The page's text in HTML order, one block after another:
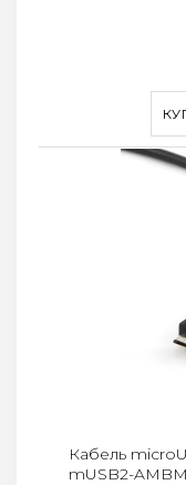
Кабель
mUSB2-